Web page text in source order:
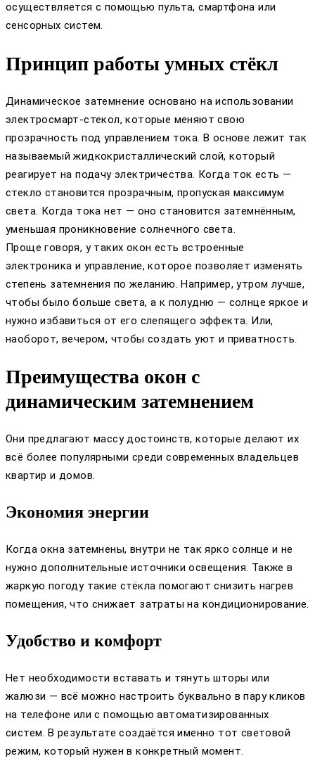
осуществляется с помощью пульта, смартфона или
сенсорных систем.
Принцип работы умных стёкл
Динамическое затемнение основано на использовании
электросмарт-стекол, которые меняют свою
прозрачность под управлением тока. В основе лежит так
называемый жидкокристаллический слой, который
реагирует на подачу электричества. Когда ток есть —
стекло становится прозрачным, пропуская максимум
света. Когда тока нет — оно становится затемнённым,
уменьшая проникновение солнечного света.
Проще говоря, у таких окон есть встроенные
электроника и управление, которое позволяет изменять
степень затемнения по желанию. Например, утром лучше,
чтобы было больше света, а к полудню — солнце яркое и
нужно избавиться от его слепящего эффекта. Или,
наоборот, вечером, чтобы создать уют и приватность.
Преимущества окон с
динамическим затемнением
Они предлагают массу достоинств, которые делают их
всё более популярными среди современных владельцев
квартир и домов.
Экономия энергии
Когда окна затемнены, внутри не так ярко солнце и не
нужно дополнительные источники освещения. Также в
жаркую погоду такие стёкла помогают снизить нагрев
помещения, что снижает затраты на кондиционирование.
Удобство и комфорт
Нет необходимости вставать и тянуть шторы или
жалюзи — всё можно настроить буквально в пару кликов
на телефоне или с помощью автоматизированных
систем. В результате создаётся именно тот световой
режим, который нужен в конкретный момент.